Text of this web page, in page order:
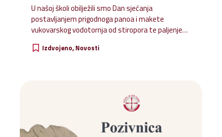
U našoj školi obilježili smo Dan sjećanja
postavljanjem prigodnoga panoa i makete
vukovarskog vodotornja od stiropora te paljenjem
Vukovara i Škabrnje.
Izdvojeno Novosti